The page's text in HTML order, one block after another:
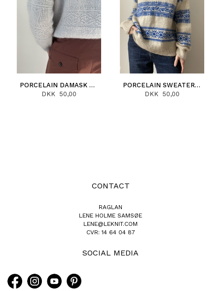
PORCELAIN DAMASK SWEATER (DEUTSCH)
DKK 50,00
PORCELAIN SWEATER (DEUTSCH)
DKK 50,00
CONTACT
RAGLAN
LENE HOLME SAMSØE
LENE@LEKNIT.COM
CVR: 14 64 04 87
SOCIAL MEDIA